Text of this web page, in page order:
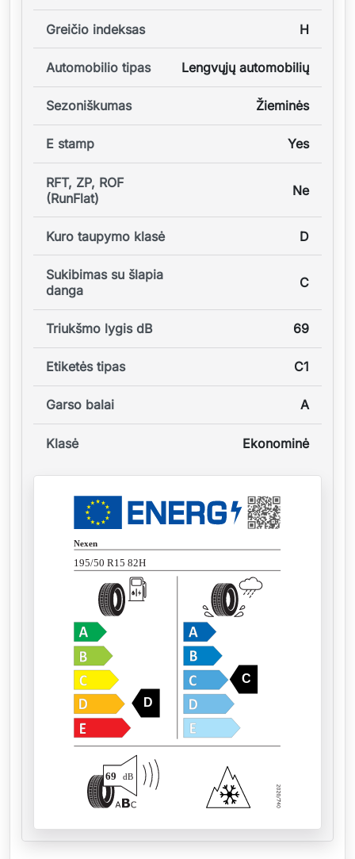
Greičio indeksas H
Automobilio tipas Lengvųjų automobilių
Sezoniškumas Žieminės
E stamp Yes
RFT, ZP, ROF
(RunFlat)
Ne
Kuro taupymo klasė D
Sukibimas su šlapia
danga
C
Triukšmo lygis dB 69
Etiketės tipas C1
Garso balai A
Klasė Ekonominė
Nexen
195/50 R15 82H
D
C
69 dB